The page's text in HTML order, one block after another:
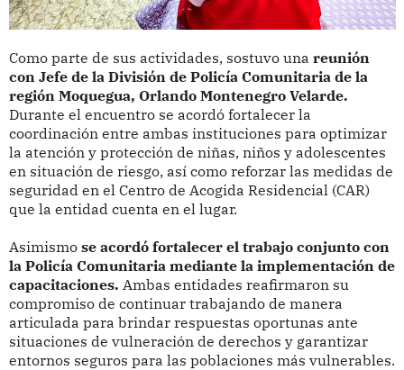
Como parte de sus actividades, sostuvo una reunión
con Jefe de la División de Policía Comunitaria de la
región Moquegua, Orlando Montenegro Velarde.
Durante el encuentro se acordó fortalecer la
coordinación entre ambas instituciones para optimizar
la atención y protección de niñas, niños y adolescentes
en situación de riesgo, así como reforzar las medidas de
seguridad en el Centro de Acogida Residencial (CAR)
que la entidad cuenta en el lugar.
Asimismo se acordó fortalecer el trabajo conjunto con
la Policía Comunitaria mediante la implementación de
capacitaciones. Ambas entidades reafirmaron su
compromiso de continuar trabajando de manera
articulada para brindar respuestas oportunas ante
situaciones de vulneración de derechos y garantizar
entornos seguros para las poblaciones más vulnerables.